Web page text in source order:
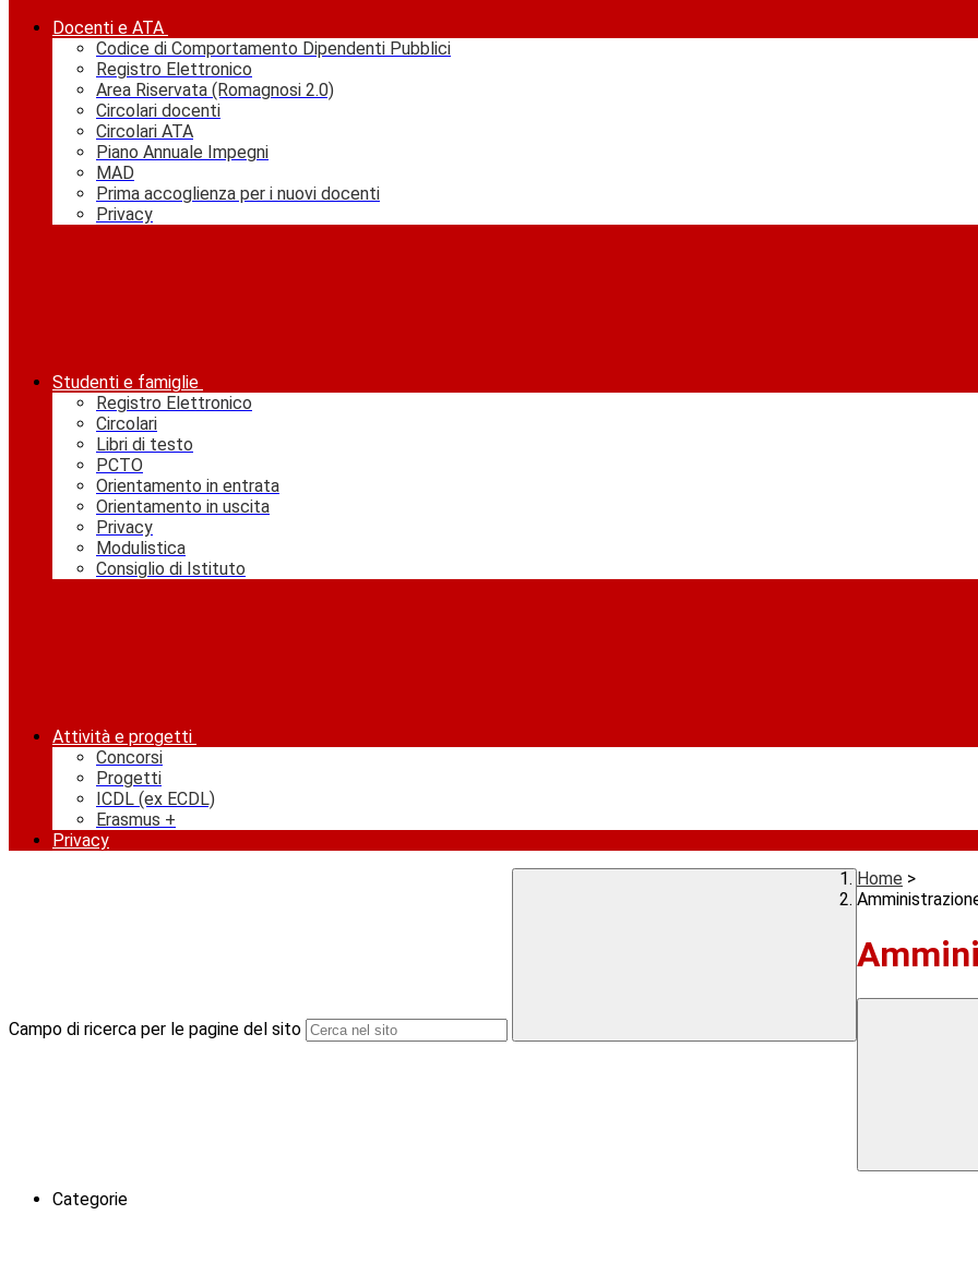
Docenti e ATA
Codice di Comportamento Dipendenti Pubblici
Registro Elettronico
Area Riservata (Romagnosi 2.0)
Circolari docenti
Circolari ATA
Piano Annuale Impegni
MAD
Prima accoglienza per i nuovi docenti
Privacy
Studenti e famiglie
Registro Elettronico
Circolari
Libri di testo
PCTO
Orientamento in entrata
Orientamento in uscita
Privacy
Modulistica
Consiglio di Istituto
Attività e progetti
Concorsi
Progetti
ICDL (ex ECDL)
Erasmus +
Privacy
Campo di ricerca per le pagine del sito
Home >
Categorie